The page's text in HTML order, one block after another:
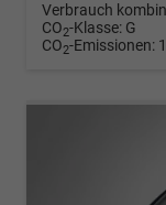
Verbrauch
CO2-Klasse: G
CO2-Emissionen: